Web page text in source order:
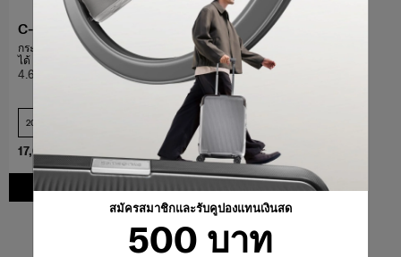
สมัครสมาชิกและรับคูปองแทนเงินสด
500 บาท
17,000 บาท
C-LITE
กระเป๋าเดินทางขนาด 20 นิ้ว ขยาย
ได้
4.6
20 นิ้ว+USB เปรียบเทียบ
5จาก5ผลิตภัณฑ์